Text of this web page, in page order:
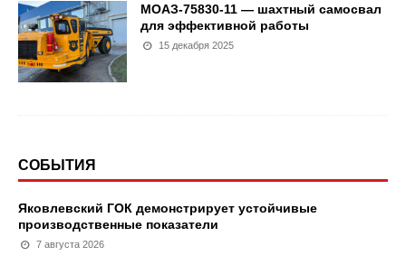
МОАЗ-75830-11 — шахтный самосвал
для эффективной работы
15 декабря 2025
СОБЫТИЯ
Яковлевский ГОК демонстрирует устойчивые
производственные показатели
7 августа 2026